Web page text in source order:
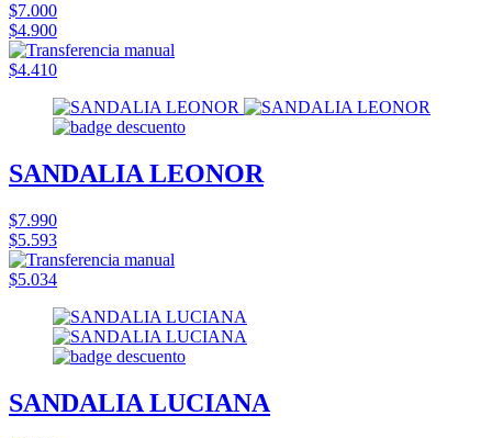
$7.000
$4.900
$4.410
SANDALIA LEONOR
$7.990
$5.593
$5.034
SANDALIA LUCIANA